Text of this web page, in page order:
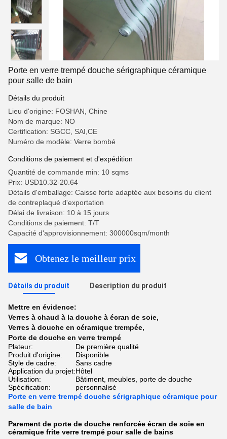
Porte en verre trempé douche sérigraphique céramique
pour salle de bain
Détails du produit
Lieu d'origine: FOSHAN, Chine
Nom de marque: NO
Certification: SGCC, SAI,CE
Numéro de modèle: Verre bombé
Conditions de paiement et d'expédition
Quantité de commande min: 10 sqms
Prix: USD10.32-20.64
Détails d'emballage: Caisse forte adaptée aux besoins du client
de contreplaqué d'exportation
Délai de livraison: 10 à 15 jours
Conditions de paiement: T/T
Capacité d'approvisionnement: 300000sqm/month
Obtenez le meilleur prix
Détails du produit Description du produit
Mettre en évidence:
Verres à chaud à la douche à écran de soie,
Verres à douche en céramique trempée,
Porte de douche en verre trempé
Plateur:
De première qualité
Produit d'origine:
Disponible
Style de cadre:
Sans cadre
Application du projet:Hôtel
Utilisation:
Bâtiment, meubles, porte de douche
Spécification:
personnalisé
Porte en verre trempé douche sérigraphique céramique pour
salle de bain
Parement de porte de douche renforcée écran de soie en
céramique frite verre trempé pour salle de bains